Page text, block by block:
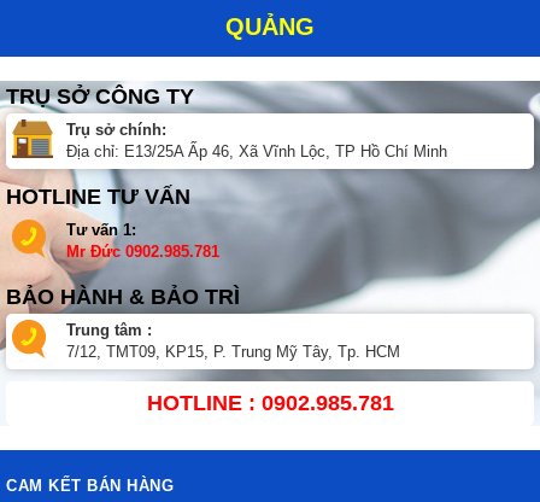
QUẢNG
TRỤ SỞ CÔNG TY
Trụ sở chính:
Địa chỉ: E13/25A Ấp 46, Xã Vĩnh Lộc, TP Hồ Chí Minh
HOTLINE TƯ VẤN
Tư vấn 1:
Mr Đức 0902.985.781
BẢO HÀNH & BẢO TRÌ
Trung tâm :
7/12, TMT09, KP15, P. Trung Mỹ Tây, Tp. HCM
HOTLINE : 0902.985.781
CAM KẾT BÁN HÀNG